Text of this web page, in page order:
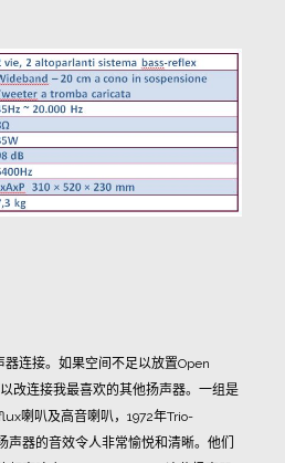
连接。如果空间不足以放置Open
改连接我最喜欢的其他扬声器。一组是
喇叭及高音喇叭，1972年Trio-
器的音效令人非常愉悦和清晰。 他们